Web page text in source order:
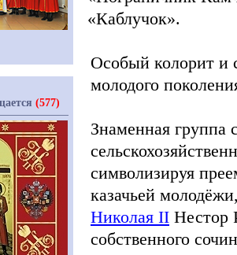
«Каблучок».
Особый колорит и
молодого
Знаменная группа
символизируя
казачьей
Николая II Нестор
собственного
(577)